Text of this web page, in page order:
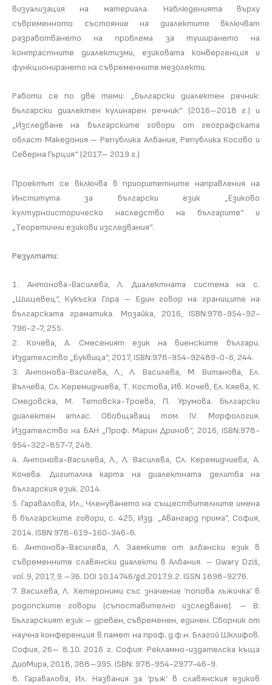
визуализация на материала. Наблюденията върху
съвременното състояние на диалектите включват
разработването на проблема за туширането на
контрастните диалектизми, езиковата конвергенция и
функционирането на съвременните мезолекти.
Работи се по две теми: „Български диалектен речник:
Български диалектен кулинарен речник“ (2016–2018 г.) и
„Изследване на българските говори от географската
област Македония – Република Албания, Република Косово и
Северна Гърция“ (2017– 2019 г.)
Проектът се включва в приоритетните направления на
Института за български език „Езиково
културноисторическо наследство на българите“ и
„Теоретични езикови изследвания“.
Резултати:
1. Антонова-Василева, Л. Диалектната система на с.
„Шищевец“, Кукъска Гора – Един говор на границите на
българската граматика. Мозайка, 2016, ISBN:978-954-92-
796-2-7, 255.
2. Кочева, А. Смесеният език на виенските българи.
Издателство „Буквица“, 2017, ISBN:978-954-92489-0-6, 244.
3. Антонова-Василева, Л., Л. Василева, М. Витанова, Ел.
Вълчева, Сл. Керемидчиева, Т. Костова, Ив. Кочев, Ел. Кяева, К.
Смедовска, М. Тетовска-Троева, П. Урумова. Български
диалектен атлас. Обобщаващ том. IV. Морфология.
Издателство на БАН „Проф. Марин Дринов“, 2016, ISBN:978-
954-322-857-7, 248.
4. Антонова-Василева, Л., Л. Василева, Сл. Керемидчиева, А.
Кочева. Дигитална карта на диалектната делитба на
българския език. 2014.
5. Гаравалова, Ил., Членуването на съществителните имена
в българските говори, с. 425, Изд. „Авангард прима”, София,
2014. ISBN 978-619-160-346-6.
6. Антонова-Василева, Л. Заемките от албански език в
съвременните славянски диалекти в Албания. – Gwary Dziś,
vol. 9, 2017, 9 –36. DOI 10.14746/gd.2017.9.2. ISSN 1898-9276.
7. Василева, Л. Хетероними със значение ‘попова лъжичка’ в
родопските говори (съпоставително изследване). – В:
Българският език – древен, съвременен, единен. Сборник от
научна конференция в памет на проф. д.ф.н. Благой Шклифов.
София, 26– 8.10. 2016 г. София: Рекламно-издателска къща
ДиоМира, 2018, 388–395. ISBN: 978-954-2977-46-9.
8. Гаравалова, Ил. Названия за ‘ръж’ в славянския езиков